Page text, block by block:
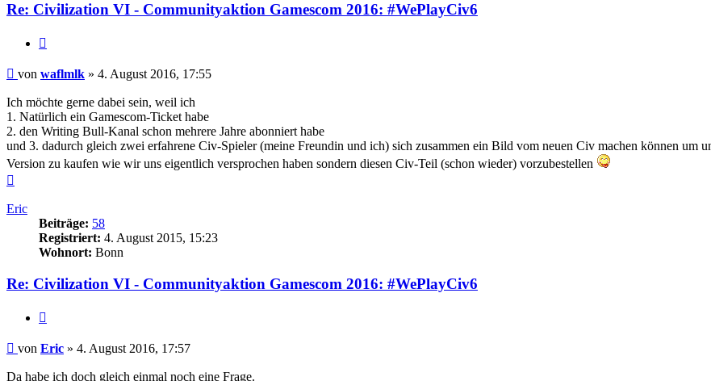
Re: Civilization VI - Communityaktion Gamescom 2016: #WePlayCiv6
Beitrag
von waflmlk » 4. August 2016, 17:55
Ich möchte gerne dabei sein, weil ich
1. Natürlich ein Gamescom-Ticket habe
2. den Writing Bull-Kanal schon mehrere Jahre abonniert habe
und 3. dadurch gleich zwei erfahrene Civ-Spieler (meine Freundin und ich) sich zusammen ein Bild vom neuen Civ machen können um
Version zu kaufen wie wir uns eigentlich versprochen haben sondern diesen Civ-Teil (schon wieder) vorzubestellen
Eric
Beiträge: 58
Registriert: 4. August 2015, 15:23
Wohnort: Bonn
Re: Civilization VI - Communityaktion Gamescom 2016: #WePlayCiv6
Beitrag
von Eric » 4. August 2016, 17:57
Da habe ich doch gleich einmal noch eine Frage.